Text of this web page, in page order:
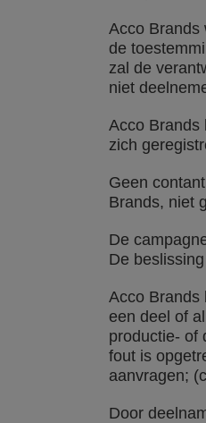
Acco Brands
de
zal de
niet
Acco Brands
zich
Geen
Brands, niet
De
De
Acco Brands
een deel of
productie- of
fout is
aanvragen;
Door